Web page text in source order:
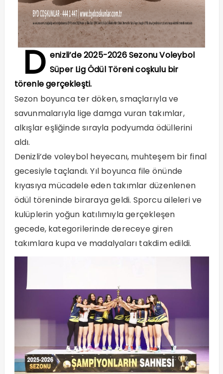
D enizli’de 2025-2026 Sezonu Voleybol
Süper Lig Ödül Töreni coşkulu bir
törenle gerçekleşti.
Sezon boyunca ter döken, smaçlarıyla ve
savunmalarıyla lige damga vuran takımlar,
alkışlar eşliğinde sırayla podyumda ödüllerini
aldı.
Denizli’de voleybol heyecanı, muhteşem bir final
gecesiyle taçlandı. Yıl boyunca file önünde
kıyasıya mücadele eden takımlar düzenlenen
ödül töreninde biraraya geldi. Sporcu aileleri ve
kulüplerin yoğun katılımıyla gerçekleşen
gecede, kategorilerinde dereceye giren
takımlara kupa ve madalyaları takdim edildi.